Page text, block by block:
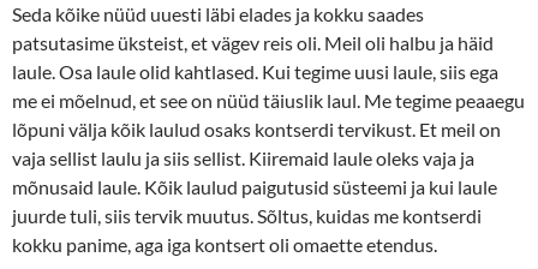
Seda kõike nüüd uuesti läbi elades ja kokku saades
patsutasime üksteist, et vägev reis oli. Meil oli halbu ja häid
laule. Osa laule olid kahtlased. Kui tegime uusi laule, siis ega
me ei mõelnud, et see on nüüd täiuslik laul. Me tegime peaaegu
lõpuni välja kõik laulud osaks kontserdi tervikust. Et meil on
vaja sellist laulu ja siis sellist. Kiiremaid laule oleks vaja ja
mõnusaid laule. Kõik laulud paigutusid süsteemi ja kui laule
juurde tuli, siis tervik muutus. Sõltus, kuidas me kontserdi
kokku panime, aga iga kontsert oli omaette etendus.